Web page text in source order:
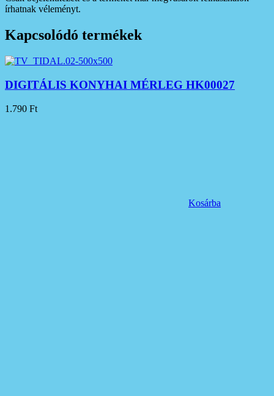
írhatnak véleményt.
Kapcsolódó termékek
DIGITÁLIS KONYHAI MÉRLEG HK00027
1.790 Ft
Kosárba